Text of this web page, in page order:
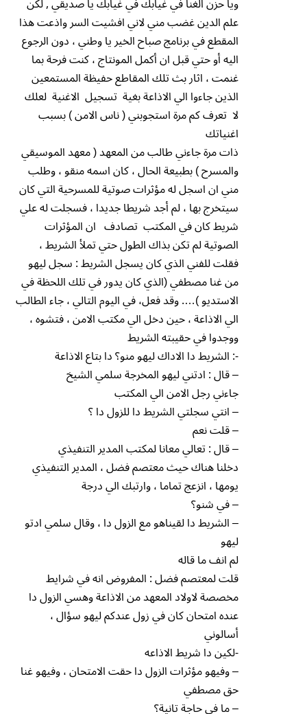
علم الدين غضب مني لاني افشيت السر واذعت هذا
المقطع في برنامج صباح الخير يا وطني ، دون الرجوع
اليه أو حتي قبل ان أكمل المونتاج ، كنت فرحة بما
غنمت ، اثار بث تلك المقاطع حفيظة المستمعين
الذين جاءوا الي الاذاعة بغية تسجيل الاغنية لعلك
لا تعرف كم مرة استجوبني ( ناس الامن ) بسبب
اغنياتك
ذات مرة جاءني طالب من المعهد ( معهد الموسيقي
والمسرح ) بطبيعة الحال ، كان اسمه منقو ، وطلب
مني ان اسجل له مؤثرات صوتية للمسرحية التي كان
سيتخرج بها ، لم أجد شريطا جديدا ، فسجلت له علي
شريط كان في المكتب تصادف ان المؤثرات
الصوتية لم تكن بذاك الطول حتي تملأ الشريط ،
فقلت للفني الذي كان يسجل الشريط : سجل ليهو
من غنا مصطفي (الذي كان يدور في تلك اللحظة في
الاستديو )…. وقد فعل، في اليوم التالي ، جاء الطالب
الي الاذاعة ، حين دخل الي مكتب الامن ، فتشوه ،
ووجدوا في حقيبته الشريط
-: الشريط دا الاداك ليهو منو؟ دا بتاع الاذاعة
– قال : ادتني ليهو المخرجة سلمي الشيخ
جاءني رجل الامن الي المكتب
– انتي سجلتي الشريط دا للزول دا ؟
– قلت نعم
– قال : تعالي معانا لمكتب المدير التنفيذي
دخلنا هناك حيث معتصم فضل ، المدير التنفيذي
يومها ، انزعج تماما ، وارتبك الي درجة
– في شنو؟
– الشريط دا لقيناهو مع الزول دا ، وقال سلمي ادتو
ليهو
لم انف ما قاله
قلت لمعتصم فضل : المفروض انه في شرايط
مخصصة لاولاد المعهد من الاذاعة وهسي الزول دا
عنده امتحان كان في زول عندكم ليهو سؤال ،
أسالوني
-لكين دا شريط الاذاعه
– وفيهو مؤثرات الزول دا حقت الامتحان ، وفيهو غنا
حق مصطفي
– ما في حاجة تانية؟